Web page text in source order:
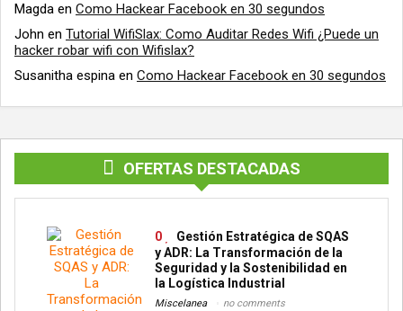
Magda en Como Hackear Facebook en 30 segundos
John en Tutorial WifiSlax: Como Auditar Redes Wifi ¿Puede un
hacker robar wifi con Wifislax?
Susanitha espina en Como Hackear Facebook en 30 segundos
OFERTAS DESTACADAS
0
Gestión Estratégica de SQAS
y ADR: La Transformación de la
Seguridad y la Sostenibilidad en
la Logística Industrial
Miscelanea no comments